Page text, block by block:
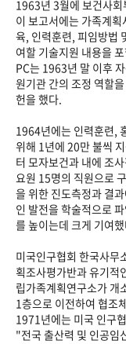
1963년 3월에 보건사
이 보고서에는 가족계
육, 인력훈련, 피임방법
여할 기술지원 내용을
PC는 1963년 말 이후
원기관 간의 조정 역할
헌을 했다.
1964년에는 인력훈련,
위해 1년에 20만 불씩
터 모자보건과 내에 조
요원 15명의 직원으로
을 위한 진도측정과 결
인 발전을 학술적으로
를 높이는데 크게 기여
미국인구협회 한국사무
획조사평가반과 유기적
립가족계획연구소가 개
1층으로 이전하여 협조
1971년에는 미국 인구
"전국 출산력 및 인공임